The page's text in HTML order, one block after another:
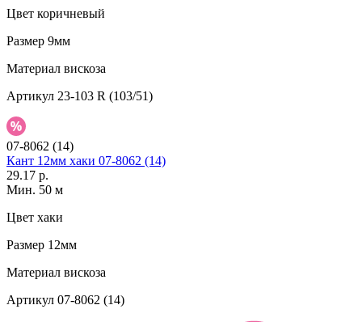
Цвет коричневый
Размер 9мм
Материал вискоза
Артикул 23-103 R (103/51)
07-8062 (14)
Кант 12мм хаки 07-8062 (14)
29.17 р.
Мин. 50 м
Цвет хаки
Размер 12мм
Материал вискоза
Артикул 07-8062 (14)